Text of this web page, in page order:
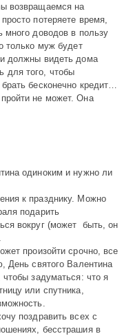
возвращаемся на
потеряете время,
много доводов в пользу
только муж будет
должны видеть дома
для того, чтобы
бесконечно кредит…
не может. Она
одиноким и нужно ли
к празднику. Можно
подарить
вокруг (может быть, он
произойти срочно, все
День святого Валентина
чтобы задуматься: что я
или спутника,
поздравить всех с
бесстрашия в